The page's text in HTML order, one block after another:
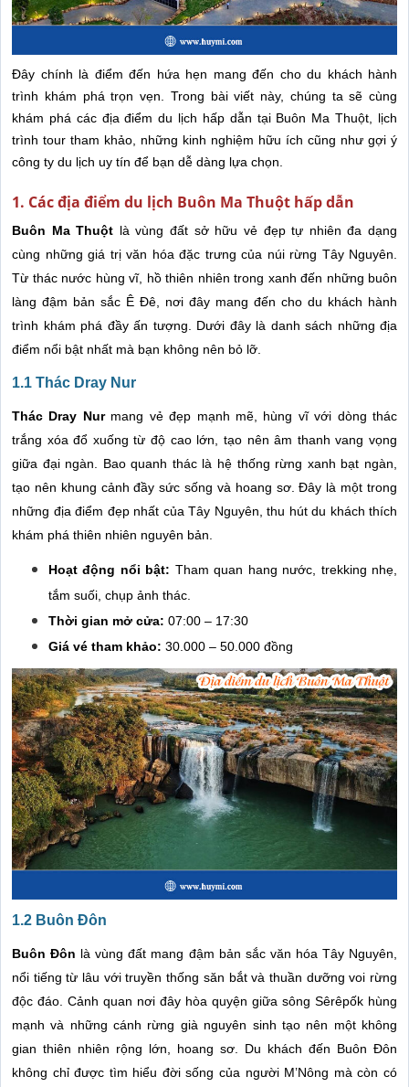
Đây chính là điểm đến hứa hẹn mang đến cho du khách hành
trình khám phá trọn vẹn. Trong bài viết này, chúng ta sẽ cùng
khám phá các địa điểm du lịch hấp dẫn tại Buôn Ma Thuột, lịch
trình tour tham khảo, những kinh nghiệm hữu ích cũng như gợi ý
công ty du lịch uy tín để bạn dễ dàng lựa chọn.
1. Các địa điểm du lịch Buôn Ma Thuột hấp dẫn
Buôn Ma Thuột là vùng đất sở hữu vẻ đẹp tự nhiên đa dạng
cùng những giá trị văn hóa đặc trưng của núi rừng Tây Nguyên.
Từ thác nước hùng vĩ, hồ thiên nhiên trong xanh đến những buôn
làng đậm bản sắc Ê Đê, nơi đây mang đến cho du khách hành
trình khám phá đầy ấn tượng. Dưới đây là danh sách những địa
điểm nổi bật nhất mà bạn không nên bỏ lỡ.
1.1 Thác Dray Nur
Thác Dray Nurmang vẻ đẹp mạnh mẽ, hùng vĩ với dòng thác
trắng xóa đổ xuống từ độ cao lớn, tạo nên âm thanh vang vọng
giữa đại ngàn. Bao quanh thác là hệ thống rừng xanh bạt ngàn,
tạo nên khung cảnh đầy sức sống và hoang sơ. Đây là một trong
những địa điểm đẹp nhất của Tây Nguyên, thu hút du khách thích
khám phá thiên nhiên nguyên bản.
Hoạt động nổi bật: Tham quan hang nước, trekking nhẹ,
tắm suối, chụp ảnh thác.
Thời gian mở cửa: 07:00 – 17:30
Giá vé tham khảo: 30.000 – 50.000 đồng
1.2 Buôn Đôn
Buôn Đôn là vùng đất mang đậm bản sắc văn hóa Tây Nguyên,
nổi tiếng từ lâu với truyền thống săn bắt và thuần dưỡng voi rừng
độc đáo. Cảnh quan nơi đây hòa quyện giữa sông Sêrêpốk hùng
mạnh và những cánh rừng già nguyên sinh tạo nên một không
gian thiên nhiên rộng lớn, hoang sơ. Du khách đến Buôn Đôn
không chỉ được tìm hiểu đời sống của người M’Nông mà còn có